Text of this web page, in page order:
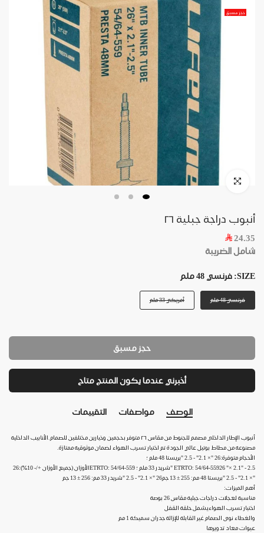
حجز مسبق
أنبوب دراجة جبلية ٢٦
24.35
شامل الضريبة
SIZE: فرنسي 48 ملم
فرنسي 48 ملم أمريكي 33 ملم
حجز مسبق
أخبرني عندما يكون المنتج متاح
الوصف مواصفات التقييمات
أنبوب الإطار الداخلي مصمم للجنوط من مقاس ٢٦ متوفر بحجمين وخيارين مختلفين للصمام.الأنابيب الداخلية
مصنوعة من مطاط بوتيل عالي الجودة تم اختبار تسرب الهواء لضمان موثوقية ممتازة.
الأحجام متوفرة:26 "× 2.1" - 2.5 "بريستا 48 ملم ؛
ETRTO: 54/64-55926 "× 2.1" - 2.5 "شريدر 33 ملم ؛ ETRTO: 54/64-559الأوزان (جميع الأوزان +/- 10٪):26
"× 2.1" - 2.5 "بريستا 48 مم: 255 ± 13 جم26 "× 2.1" - 2.5 "شريدر 33 مم: 256 ± 13 جم
أهم الميزات:
مناسبة لعجلات دراجات جبلية مقاس 26 بوصة
اختبار تسرب الهواءيشمل حلقة القفل
والغطاء نوى الصمام غير القابلة للإزالة جدران سميكة 1 مم
عبوات معاد تدويرها